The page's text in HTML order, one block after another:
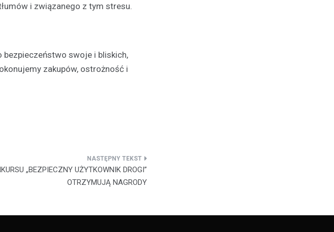
i związanego z tym stresu.
bezpieczeństwo swoje i bliskich,
zakupów, ostrożność i
„BEZPIECZNY UŻYTKOWNIK DROGI”
OTRZYMUJĄ NAGRODY